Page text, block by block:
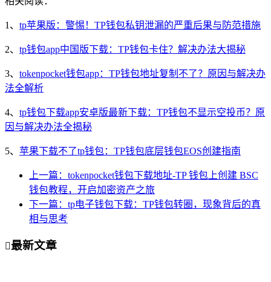
1、 tp苹果版：警惕！TP钱包私钥泄漏的严重后果与防范措施
2、 tp钱包app中国版下载：TP钱包卡住？解决办法大揭秘
3、 tokenpocket钱包app：TP钱包地址复制不了？原因与解决办
法全解析
4、 tp钱包下载app安卓版最新下载：TP钱包不显示空投币？原
因与解决办法全揭秘
5、 苹果下载不了tp钱包：TP钱包底层钱包EOS创建指南
上一篇：tokenpocket钱包下载地址-TP 钱包上创建 BSC
钱包教程，开启加密资产之旅
下一篇：tp电子钱包下载：TP钱包转圈，现象背后的真
相与思考
最新文章